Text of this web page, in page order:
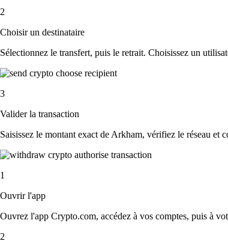
2
Choisir un destinataire
Sélectionnez le transfert, puis le retrait. Choisissez un
3
Valider la transaction
Saisissez le montant exact de Arkham, vérifiez le réseau
1
Ouvrir l'app
Ouvrez l'app Crypto.com, accédez à vos comptes, puis à
2